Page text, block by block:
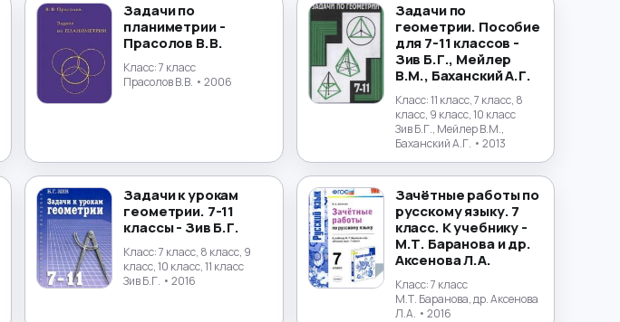
Задачи по
планиметрии -
Прасолов В.В.
Класс:7 класс
Прасолов В.В. • 2006
Задачи по
геометрии. Пособие
для 7-11 классов -
Зив Б.Г., Мейлер
В.М., Баханский А.Г.
Класс:11 класс, 7 класс, 8
класс, 9 класс, 10 класс
Зив Б.Г., Мейлер В.М.,
Баханский А.Г. • 2013
Задачи к урокам
геометрии. 7-11
классы - Зив Б.Г.
Класс:7 класс, 8 класс, 9
класс, 10 класс, 11 класс
Зив Б.Г. • 2016
Зачётные работы по
русскому языку. 7
класс. К учебнику -
М.Т. Баранова и др.
Аксенова Л.А.
Класс:7 класс
М.Т. Баранова, др. Аксенова
Л.А. • 2016